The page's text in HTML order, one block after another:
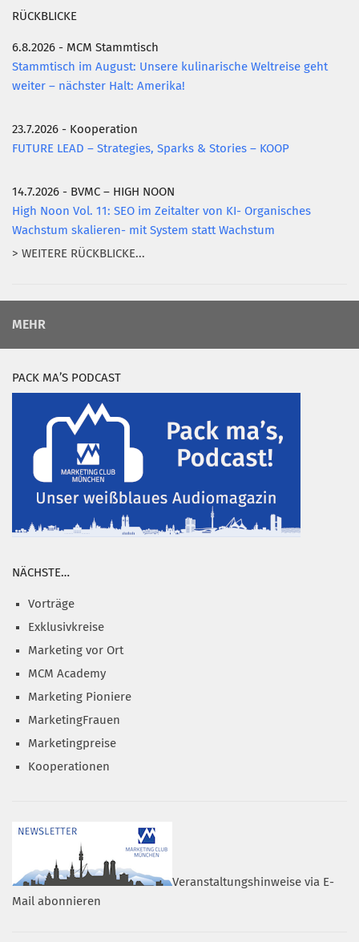
RÜCKBLICKE
6.8.2026 - MCM Stammtisch
Stammtisch im August: Unsere kulinarische Weltreise geht
weiter – nächster Halt: Amerika!
23.7.2026 - Kooperation
FUTURE LEAD – Strategies, Sparks & Stories – KOOP
14.7.2026 - BVMC – HIGH NOON
High Noon Vol. 11: SEO im Zeitalter von KI- Organisches
Wachstum skalieren- mit System statt Wachstum
> WEITERE RÜCKBLICKE...
MEHR
PACK MA’S PODCAST
NÄCHSTE…
Vorträge
Exklusivkreise
Marketing vor Ort
MCM Academy
Marketing Pioniere
MarketingFrauen
Marketingpreise
Kooperationen
Veranstaltungshinweise via E-
Mail abonnieren